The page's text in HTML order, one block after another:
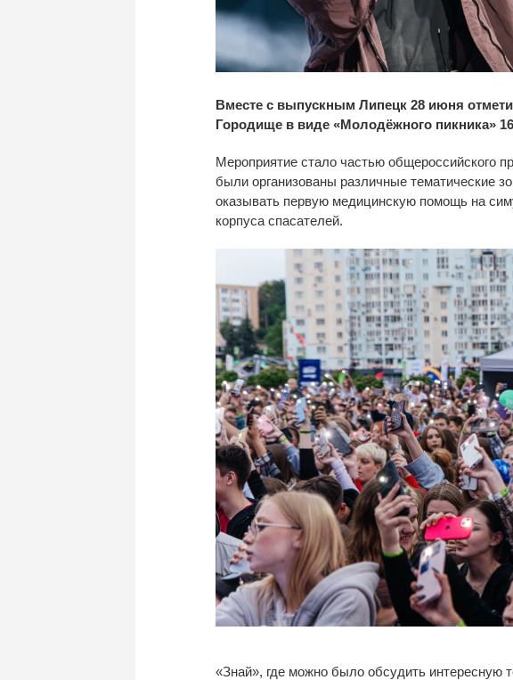
Вместе с выпускным Липецк 28 июня
Городище в виде «Молодёжного пикника»
Мероприятие стало частью общероссийского
были организованы различные тематические
оказывать первую медицинскую помощь на
корпуса спасателей.
«Знай», где можно было обсудить интересную